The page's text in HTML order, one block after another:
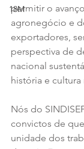
18M
permitir o
agronegócio e
exportadores,
perspectiva de
nacional
história e cultura
Nós do
convictos de
unidade dos